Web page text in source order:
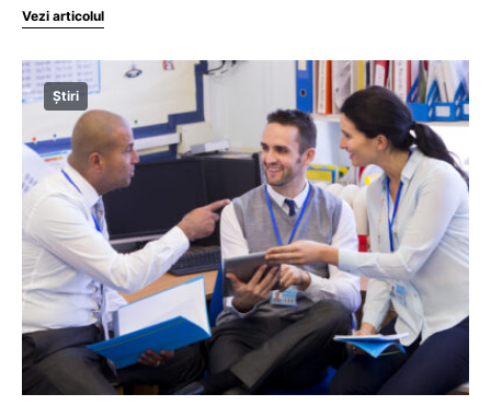
Vezi articolul
Știri